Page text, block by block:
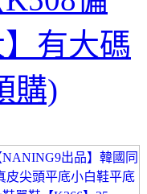
有大碼
購)